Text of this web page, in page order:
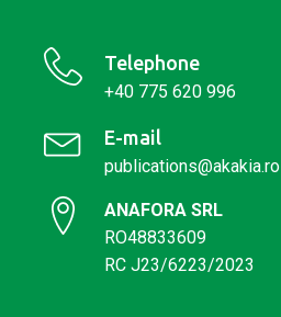
Telephone
+40 775 620 996
E-mail
publications@akakia.ro
ANAFORA SRL
RO48833609
RC J23/6223/2023